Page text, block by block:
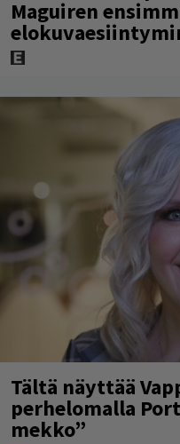
Maguiren
Tältä näyttää
perhelomalla
mekko”